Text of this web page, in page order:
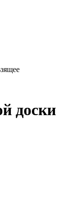
доски